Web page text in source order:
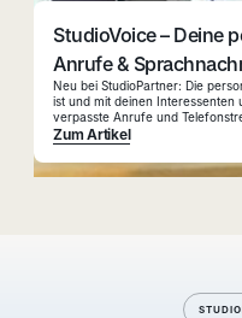
StudioVoice – Deine
Anrufe &
Neu bei StudioPartner: Die
ist und mit deinen
verpasste Anrufe und
Zum Artikel